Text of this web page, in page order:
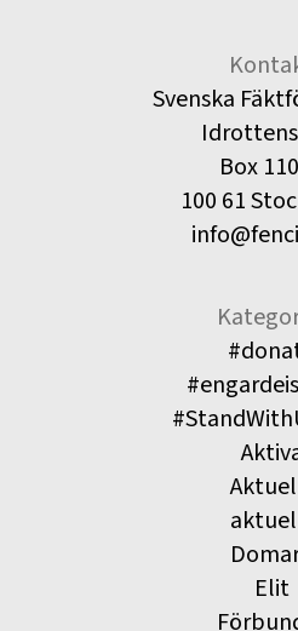
Svenska
Box
100 61
Elit